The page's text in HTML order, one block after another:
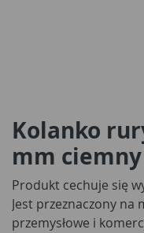
Kolanko
mm ciemny
Produkt cechuje się
Jest przeznaczony na
przemysłowe i